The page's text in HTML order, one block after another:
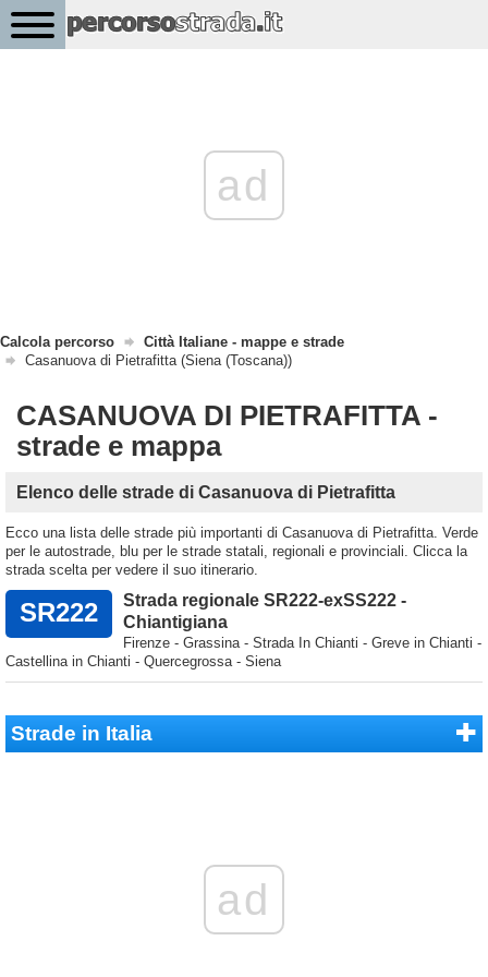
ad
Calcola percorso
Città Italiane - mappe e strade
Casanuova di Pietrafitta (Siena (Toscana))
CASANUOVA DI PIETRAFITTA -
strade e mappa
Elenco delle strade di Casanuova di Pietrafitta
Ecco una lista delle strade più importanti di Casanuova di Pietrafitta. Verde
per le autostrade, blu per le strade statali, regionali e provinciali. Clicca la
strada scelta per vedere il suo itinerario.
SR222
Strada regionale SR222-exSS222 -
Chiantigiana
Firenze - Grassina - Strada In Chianti - Greve in Chianti -
Castellina in Chianti - Quercegrossa - Siena
Strade in Italia
ad